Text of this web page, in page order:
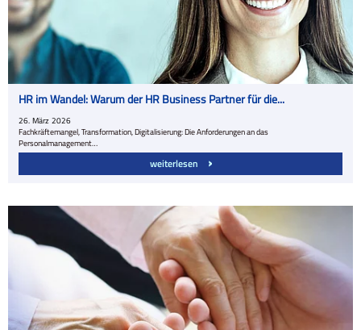
HR im Wandel: Warum der HR Business Partner für die...
26. März 2026
Fachkräftemangel, Transformation, Digitalisierung: Die Anforderungen an das
Personalmanagement…
weiterlesen